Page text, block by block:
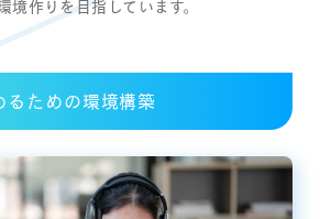
境作りを目指しています。
るための環境構築